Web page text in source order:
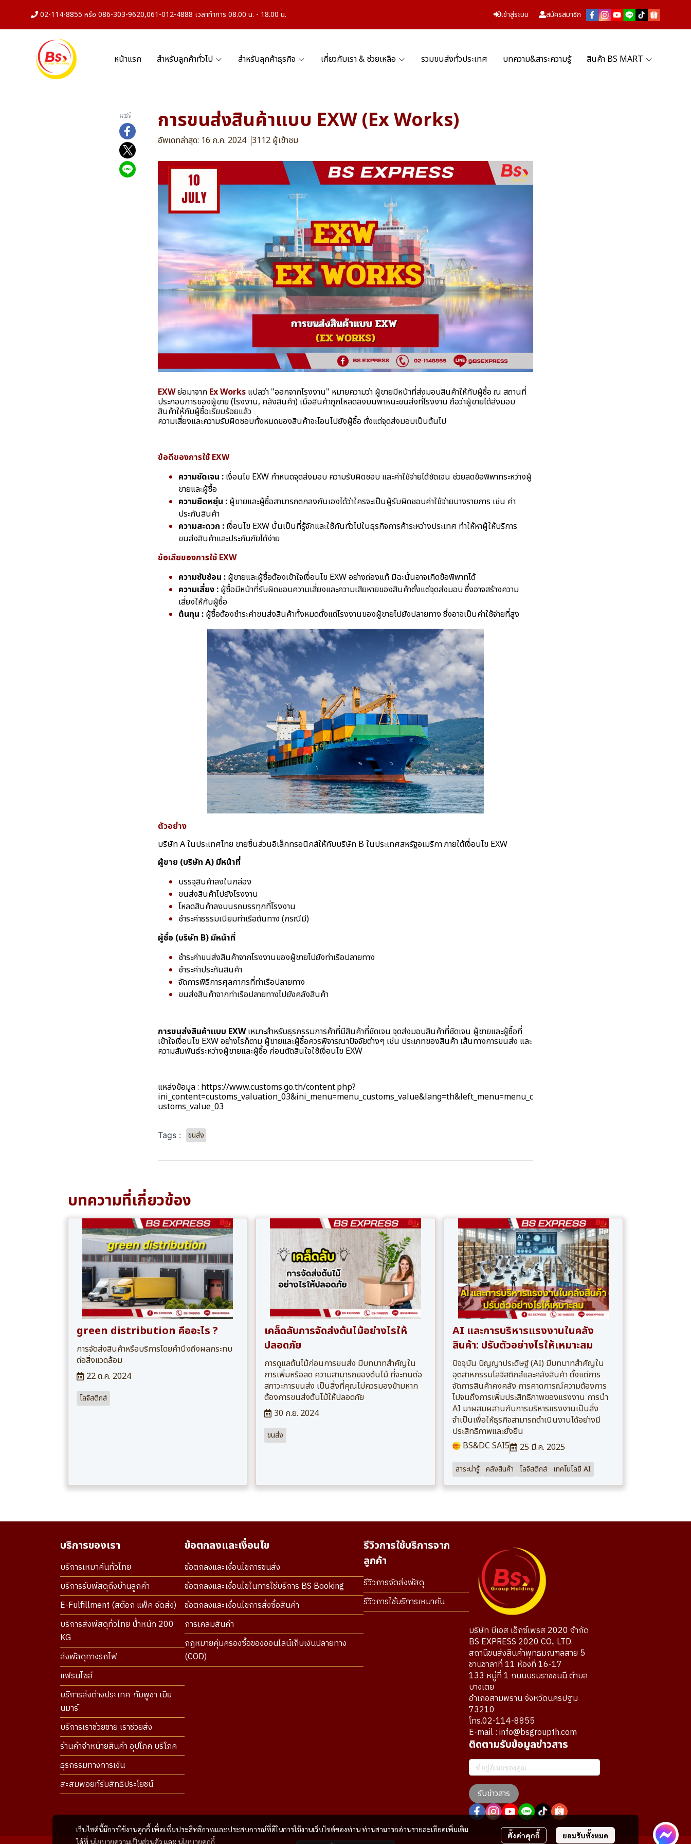
02-114-8855 หรือ 086-303-9620,061-012-4888 เวลาทำการ 08.00 น. - 18.00 น. เข้าสู่ระบบ สมัครสมาชิก
หน้าแรก สำหรับลูกค้าทั่วไป สำหรับลุกค้าธุรกิจ เกี่ยวกับเรา & ช่วยเหลือ รวมขนส่งทั่วประเทศ บทความ&สาระความรู้ สินค้า BS MART
แชร์ การขนส่งสินค้าแบบ EXW (Ex Works)
อัพเดทล่าสุด: 16 ก.ค. 2024 3112 ผู้เข้าชม
EXWย่อมาจาก Ex Works แปลว่า "ออกจากโรงงาน" หมายความว่า ผู้ขายมีหน้าที่ส่งมอบสินค้าให้กับผู้ซื้อ ณ สถานที่
ประกอบการของผู้ขาย (โรงงาน, คลังสินค้า) เมื่อสินค้าถูกโหลดลงบนพาหนะขนส่งที่โรงงาน ถือว่าผู้ขายได้ส่งมอบ
สินค้าให้กับผู้ซื้อเรียบร้อยแล้ว
ความเสี่ยงและความรับผิดชอบทั้งหมดของสินค้าจะโอนไปยังผู้ซื้อ ตั้งแต่จุดส่งมอบเป็นต้นไป
ข้อดีของการใช้ EXW
ความชัดเจน : เงื่อนไข EXW กำหนดจุดส่งมอบ ความรับผิดชอบ และค่าใช้จ่ายได้ชัดเจน ช่วยลดข้อพิพาทระหว่างผู้
ขายและผู้ซื้อ
ความยืดหยุ่น : ผู้ขายและผู้ซื้อสามารถตกลงกันเองได้ว่าใครจะเป็นผู้รับผิดชอบค่าใช้จ่ายบางรายการ เช่น ค่า
ประกันสินค้า
ความสะดวก : เงื่อนไข EXW นั้นเป็นที่รู้จักและใช้กันทั่วไปในธุรกิจการค้าระหว่างประเทศ ทำให้หาผู้ให้บริการ
ขนส่งสินค้าและประกันภัยได้ง่าย
ข้อเสียของการใช้ EXW
ความซับซ้อน : ผู้ขายและผู้ซื้อต้องเข้าใจเงื่อนไข EXW อย่างถ่องแท้ มิฉะนั้นอาจเกิดข้อพิพาทได้
ความเสี่ยง : ผู้ซื้อมีหน้าที่รับผิดชอบความเสี่ยงและความเสียหายของสินค้าตั้งแต่จุดส่งมอบ ซึ่งอาจสร้างความ
เสี่ยงให้กับผู้ซื้อ
ต้นทุน : ผู้ซื้อต้องชำระค่าขนส่งสินค้าทั้งหมดตั้งแต่โรงงานของผู้ขายไปยังปลายทาง ซึ่งอาจเป็นค่าใช้จ่ายที่สูง
ตัวอย่าง
บริษัท A ในประเทศไทย ขายชิ้นส่วนอิเล็กทรอนิกส์ให้กับบริษัท B ในประเทศสหรัฐอเมริกา ภายใต้เงื่อนไข EXW
ผู้ขาย (บริษัท A) มีหน้าที่
บรรจุสินค้าลงในกล่อง
ขนส่งสินค้าไปยังโรงงาน
โหลดสินค้าลงบนรถบรรทุกที่โรงงาน
ชำระค่าธรรมเนียมท่าเรือต้นทาง (กรณีมี)
ผู้ซื้อ (บริษัท B) มีหน้าที่
ชำระค่าขนส่งสินค้าจากโรงงานของผู้ขายไปยังท่าเรือปลายทาง
ชำระค่าประกันสินค้า
จัดการพิธีการศุลกากรที่ท่าเรือปลายทาง
ขนส่งสินค้าจากท่าเรือปลายทางไปยังคลังสินค้า
การขนส่งสินค้าแบบ EXWเหมาะสำหรับธุรกรรมการค้าที่มีสินค้าที่ชัดเจน จุดส่งมอบสินค้าที่ชัดเจน ผู้ขายและผู้ซื้อที่
เข้าใจเงื่อนไข EXW อย่างไรก็ตาม ผู้ขายและผู้ซื้อควรพิจารณาปัจจัยต่างๆ เช่น ประเภทของสินค้า เส้นทางการขนส่ง และ
ความสัมพันธ์ระหว่างผู้ขายและผู้ซื้อ ก่อนตัดสินใจใช้เงื่อนไข EXW
แหล่งข้อมูล : https://www.customs.go.th/content.php?
ini_content=customs_valuation_03&ini_menu=menu_customs_value&lang=th&left_menu=menu_c
ustoms_value_03
Tags : ขนส่ง
บทความที่เกี่ยวข้อง
green distribution คืออะไร ?
การจัดส่งสินค้าหรือบริการโดยคำนึงถึงผลกระทบ
ต่อสิ่งแวดล้อม
22 ต.ค. 2024
โลจิสติกส์
เคล็ดลับการจัดส่งต้นไม้อย่างไรให้
ปลอดภัย
การดูแลต้นไม้ก่อนการขนส่ง มีบทบาทสำคัญใน
การเพิ่มหรือลด ความสามารถของต้นไม้ ที่จะทนต่อ
สภาวะการขนส่ง เป็นสิ่งที่คุณไม่ควรมองข้ามหาก
ต้องการขนส่งต้นไม้ให้ปลอดภัย
30 ก.ย. 2024
ขนส่ง
AI และการบริหารแรงงานในคลัง
สินค้า: ปรับตัวอย่างไรให้เหมาะสม
ปัจจุบัน ปัญญาประดิษฐ์ (AI) มีบทบาทสำคัญใน
อุตสาหกรรมโลจิสติกส์และคลังสินค้า ตั้งแต่การ
จัดการสินค้าคงคลัง การคาดการณ์ความต้องการ
ไปจนถึงการเพิ่มประสิทธิภาพของแรงงาน การนำ
AI มาผสมผสานกับการบริหารแรงงานเป็นสิ่ง
จำเป็นเพื่อให้ธุรกิจสามารถดำเนินงานได้อย่างมี
ประสิทธิภาพและยั่งยืน
BS&DC SAI5
25 มี.ค. 2025
สาระน่ารู้ คลังสินค้า โลจิสติกส์ เทคโนโลยี AI
เว็บไซต์นี้มีการใช้งานคุกกี้ เพื่อเพิ่มประสิทธิภาพและประสบการณ์ที่ดีในการใช้งานเว็บไซต์ของท่าน ท่านสามารถอ่านรายละเอียดเพิ่มเติม
ได้ที่ นโยบายความเป็นส่วนตัว และ นโยบายคุกกี้
ตั้งค่าคุกกี้ ยอมรับทั้งหมด
บริการของเรา
บริการเหมาคันทั่วไทย
บริการรับพัสดุถึงบ้านลูกค้า
E-Fulfillment (สต๊อก แพ็ค จัดส่ง)
บริการส่งพัสดุทั่วไทย น้ำหนัก 200
KG
ส่งพัสดุทางรถไฟ
แฟรนไซส์
บริการส่งต่างประเทศ กัมพูชา เมีย
นมาร์
บริการเราช่วยขาย เราช่วยส่ง
ร้านค้าจำหน่ายสินค้า อุปโภค บริโภค
ธุรกรรมทางการเงิน
สะสมพอยท์รับสิทธิประโยชน์
ข้อตกลงและเงื่อนไข
ข้อตกลงและเงื่อนไขการขนส่ง
ข้อตกลงและเงื่อนไขในการใช้บริการ BS Booking
ข้อตกลงและเงื่อนไขการสั่งซื้อสินค้า
การเคลมสินค้า
กฎหมายคุ้มครองซื้อของออนไลน์เก็บเงินปลายทาง
(COD)
รีวิวการใช้บริการจาก
ลูกค้า
รีวิวการจัดส่งพัสดุ
รีวิวการใช้บริการเหมาคัน
บริษัท บีเอส เอ็กซ์เพรส 2020 จำกัด
BS EXPRESS 2020 CO., LTD.
สถานีขนส่งสินค้าพุทธมณฑลสาย 5
ชานชาลาที่ 11 ห้องที่ 16-17
133 หมู่ที่ 1 ถนนบรมราชชนนี ตำบล
บางเตย
อำเภอสามพราน จังหวัดนครปฐม
73210
โทร.02-114-8855
E-mail : info@bsgroupth.com
ติดตามรับข้อมูลข่าวสาร
รับข่าวสาร